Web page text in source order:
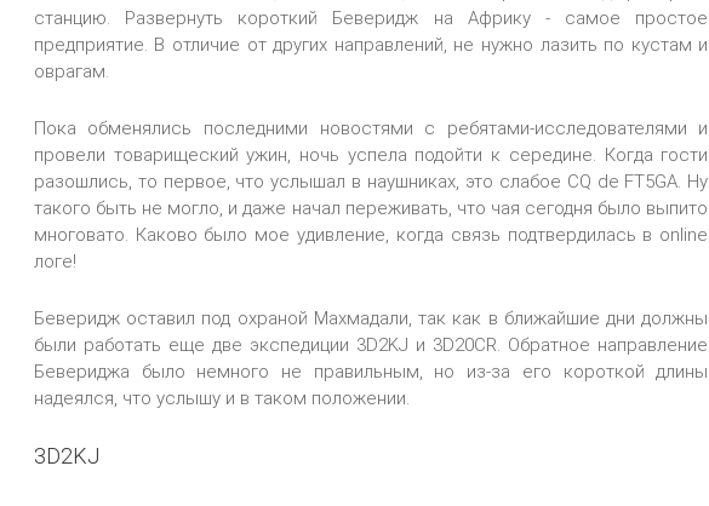
станцию. Развернуть короткий Беверидж на Африку - самое простое
предприятие. В отличие от других направлений, не нужно лазить по кустам и
оврагам.
Пока обменялись последними новостями с ребятами-исследователями и
провели товарищеский ужин, ночь успела подойти к середине. Когда гости
разошлись, то первое, что услышал в наушниках, это слабое CQ de FT5GA. Ну
такого быть не могло, и даже начал переживать, что чая сегодня было выпито
многовато. Каково было мое удивление, когда связь подтвердилась в online
логе!
Беверидж оставил под охраной Махмадали, так как в ближайшие дни должны
были работать еще две экспедиции 3D2KJ и 3D20СR. Обратное направление
Бевериджа было немного не правильным, но из-за его короткой длины
надеялся, что услышу и в таком положении.
3D2KJ